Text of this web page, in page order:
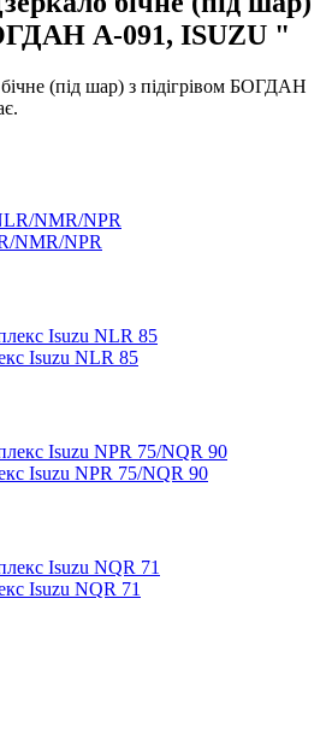
А-091, ISUZU "
(під шар) з підігрівом БОГДАН
NMR/NPR
Isuzu NLR 85
Isuzu NPR 75/NQR 90
Isuzu NQR 71